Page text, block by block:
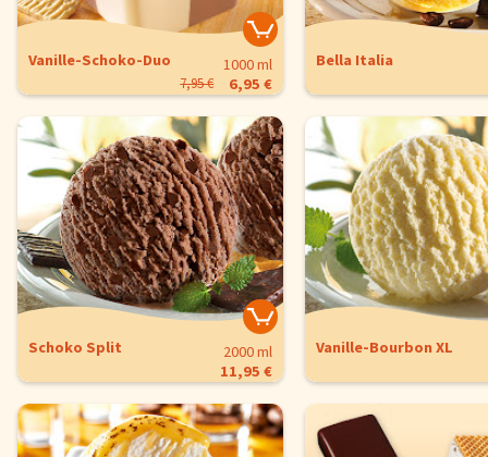
Vanille-Schoko-Duo
1000 ml
6,95 €
7,95 €
Bella Italia
Schoko Split
2000 ml
11,95 €
Vanille-Bourbon XL
Cookie-Hinweis
Um unsere Webseiten für Sie optimal zu gestalten und
verbessern, sowie zur Geschwindigkeitsoptimierung und für
Chat-Funktion verwenden wir Cookies. Durch Bestätigen des
'Alle akzeptieren' stimmen Sie der Verwendung zu. Über den
'Konfigurieren' können Sie auswählen, welche Cookies Sie
wollen. Weitere Informationen erhalten Sie in unserer
Datenschutzerklärung.